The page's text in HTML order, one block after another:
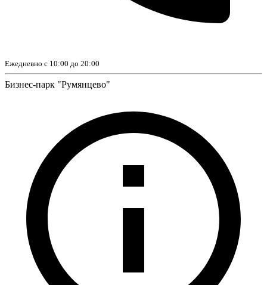
Ежедневно с 10:00 до 20:00
Бизнес-парк "Румянцево"